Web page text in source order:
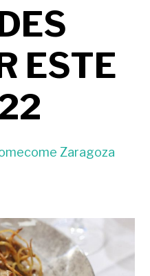
ESTE
Zaragoza